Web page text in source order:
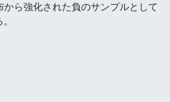
ら強化された負のサンプルとして